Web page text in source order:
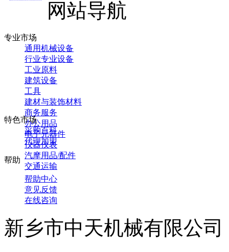
网站导航
专业市场
通用机械设备
行业专业设备
工业原料
建筑设备
工具
建材与装饰材料
商务服务
办公用品
电子元器件
仪器仪表
汽摩用品/配件
交通运输
特色市场
采购百科
代理加盟
帮助
帮助中心
意见反馈
在线咨询
新乡市中天机械有限公司